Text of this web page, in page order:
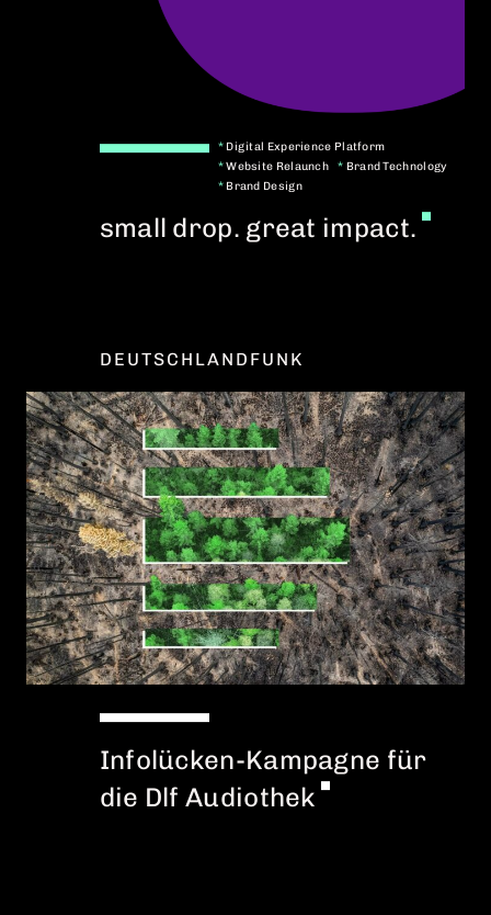
*Digital Experience Platform
* Website Relaunch
small drop. great impact.
Infolücken-Kampagne für
die Dlf Audiothek